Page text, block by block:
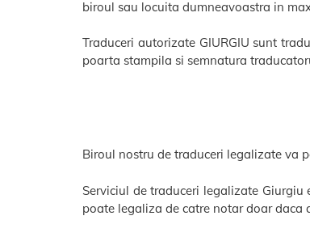
biroul sau locuita dumneavoastra in
Traduceri autorizate GIURGIU sunt
poarta stampila si semnatura
Biroul nostru de traduceri legalizate va
Serviciul de traduceri legalizate
poate legaliza de catre notar doar